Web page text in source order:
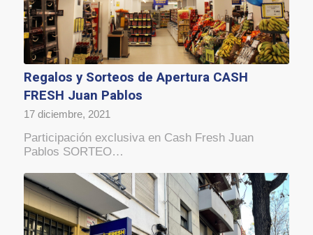
Regalos y Sorteos de Apertura CASH
FRESH Juan Pablos
17 diciembre, 2021
Participación exclusiva en Cash Fresh Juan
Pablos SORTEO…